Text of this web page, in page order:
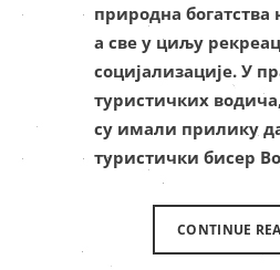
природна
а све у циљу
социјализације. У
туристичких
су имали прилику
туристички бисер
CONTINUE